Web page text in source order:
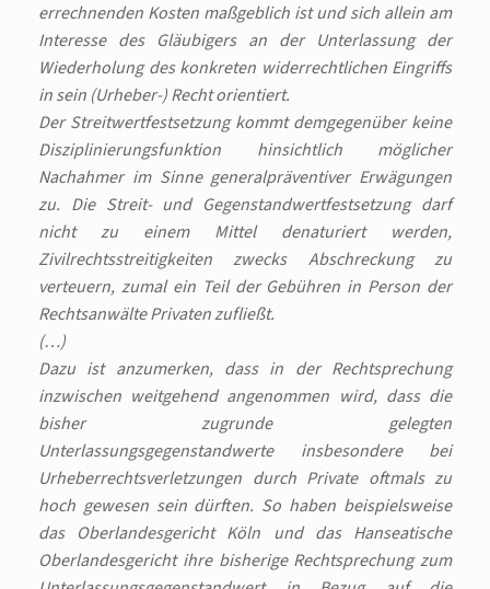
errechnenden Kosten maßgeblich ist und sich allein am
Interesse des Gläubigers an der Unterlassung der
Wiederholung des konkreten widerrechtlichen Eingriffs
in sein (Urheber-) Recht orientiert.
Der Streitwertfestsetzung kommt demgegenüber keine
Disziplinierungsfunktion hinsichtlich möglicher
Nachahmer im Sinne generalpräventiver Erwägungen
zu. Die Streit- und Gegenstandwertfestsetzung darf
nicht zu einem Mittel denaturiert werden,
Zivilrechtsstreitigkeiten zwecks Abschreckung zu
verteuern, zumal ein Teil der Gebühren in Person der
Rechtsanwälte Privaten zufließt.
(…)
Dazu ist anzumerken, dass in der Rechtsprechung
inzwischen weitgehend angenommen wird, dass die
bisher zugrunde gelegten
Unterlassungsgegenstandwerte insbesondere bei
Urheberrechtsverletzungen durch Private oftmals zu
hoch gewesen sein dürften. So haben beispielsweise
das Oberlandesgericht Köln und das Hanseatische
Oberlandesgericht ihre bisherige Rechtsprechung zum